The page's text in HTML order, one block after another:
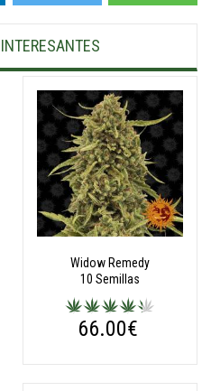
Widow Remedy
10 Semillas
66.00€